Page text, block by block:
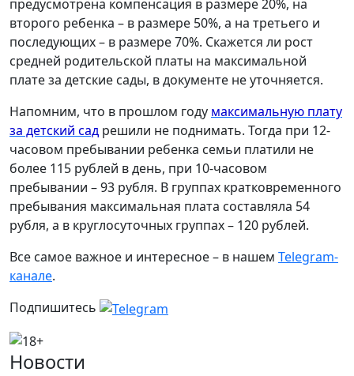
предусмотрена компенсация в размере 20%, на
второго ребенка – в размере 50%, а на третьего и
последующих – в размере 70%. Скажется ли рост
средней родительской платы на максимальной
плате за детские сады, в документе не уточняется.
Напомним, что в прошлом году максимальную плату
за детский сад решили не поднимать. Тогда при 12-
часовом пребывании ребенка семьи платили не
более 115 рублей в день, при 10-часовом
пребывании – 93 рубля. В группах кратковременного
пребывания максимальная плата составляла 54
рубля, а в круглосуточных группах – 120 рублей.
Все самое важное и интересное – в нашем Telegram-
канале.
Подпишитесь
Новости